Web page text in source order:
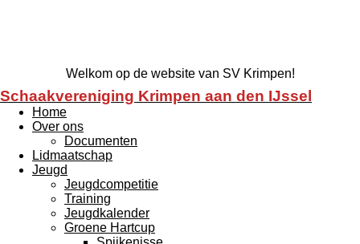
Welkom op de website van SV Krimpen!
Schaakvereniging Krimpen aan den IJssel
Home
Over ons
Documenten
Lidmaatschap
Jeugd
Jeugdcompetitie
Training
Jeugdkalender
Groene Hartcup